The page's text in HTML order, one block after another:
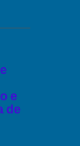
e
de